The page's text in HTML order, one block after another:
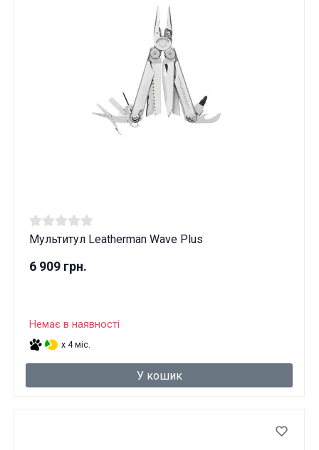
Мультитул Leatherman Wave Plus
6 909 грн.
Немає в наявності
x 4 міс.
У кошик